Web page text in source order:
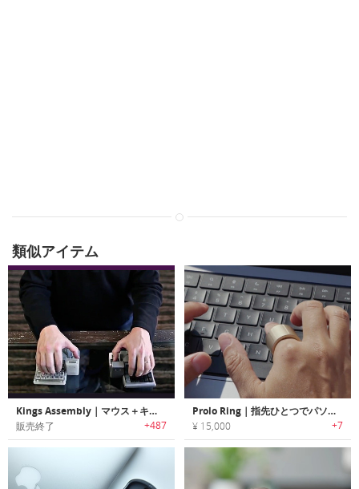
類似アイテム
Kings Assembly｜マウス＋キーボード＋ジョイスティック
販売終了 +487
Prolo Ring｜指先ひとつでパソコンを操るカスタマイズ可能なスマートリング
¥ 15,000 +7